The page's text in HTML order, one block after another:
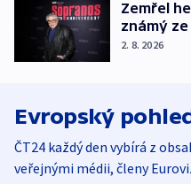
Zemřel
známý
2. 8. 2026
Evropský
ČT24 každý den vybírá z
veřejnými médii, členy